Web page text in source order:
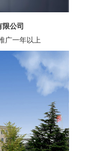
公司
广一年以上